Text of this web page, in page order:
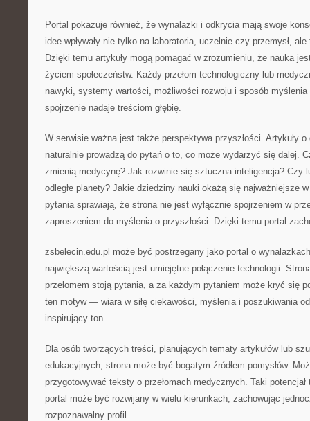
Portal pokazuje również, że wynalazki i odkrycia mają swoje
idee wpływały nie tylko na laboratoria, uczelnie czy przemysł,
Dzięki temu artykuły mogą pomagać w zrozumieniu, że nauka
życiem społeczeństw. Każdy przełom technologiczny lub
nawyki, systemy wartości, możliwości rozwoju i sposób myślenia
spojrzenie nadaje treściom głębię.
W serwisie ważna jest także perspektywa przyszłości. Artykuły
naturalnie prowadzą do pytań o to, co może wydarzyć się dalej.
zmienią medycynę? Jak rozwinie się sztuczna inteligencja? Czy
odległe planety? Jakie dziedziny nauki okażą się najważniejsze
pytania sprawiają, że strona nie jest wyłącznie spojrzeniem w
zaproszeniem do myślenia o przyszłości. Dzięki temu portal
zsbelecin.edu.pl może być postrzegany jako portal o
największą wartością jest umiejętne połączenie technologii.
przełomem stoją pytania, a za każdym pytaniem może kryć się
ten motyw — wiara w siłę ciekawości, myślenia i poszukiwania
inspirujący ton.
Dla osób tworzących treści, planujących tematy artykułów lub
edukacyjnych, strona może być bogatym źródłem pomysłów.
przygotowywać teksty o przełomach medycznych. Taki
portal może być rozwijany w wielu kierunkach, zachowując
rozpoznawalny profil.